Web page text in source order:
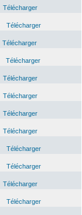
Télécharger
Télécharger
Télécharger
Télécharger
Télécharger
Télécharger
Télécharger
Télécharger
Télécharger
Télécharger
Télécharger
Télécharger